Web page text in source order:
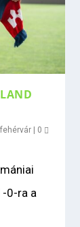
0
0-ra a